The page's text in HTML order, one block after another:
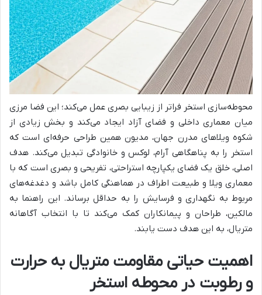
محوطه‌سازی استخر فراتر از زیبایی بصری عمل می‌کند؛ این فضا مرزی
میان معماری داخلی و فضای آزاد ایجاد می‌کند و بخش زیادی از
شکوه ویلاهای مدرن جهان، مدیون همین طراحی حرفه‌ای است که
استخر را به پناهگاهی آرام، لوکس و خانوادگی تبدیل می‌کند. هدف
اصلی، خلق یک فضای یکپارچه استراحتی، تفریحی و بصری است که با
معماری ویلا و طبیعت اطراف در هماهنگی کامل باشد و دغدغه‌های
مربوط به نگهداری و فرسایش را به حداقل برساند. این راهنما به
مالکین، طراحان و پیمانکاران کمک می‌کند تا با انتخاب آگاهانه
متریال، به این هدف دست یابند.
اهمیت حیاتی مقاومت متریال به حرارت
و رطوبت در محوطه استخر